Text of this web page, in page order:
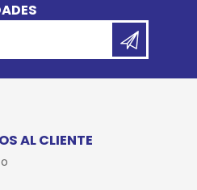
AL CLIENTE